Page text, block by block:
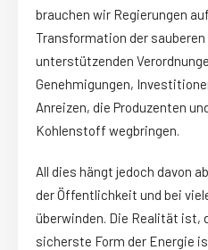
brauchen wir Regierungen
Transformation der
unterstützenden
Genehmigungen,
Anreizen, die Produzenten
Kohlenstoff wegbringen.
All dies hängt jedoch davon
der Öffentlichkeit und bei
überwinden. Die Realität ist,
sicherste Form der Energie